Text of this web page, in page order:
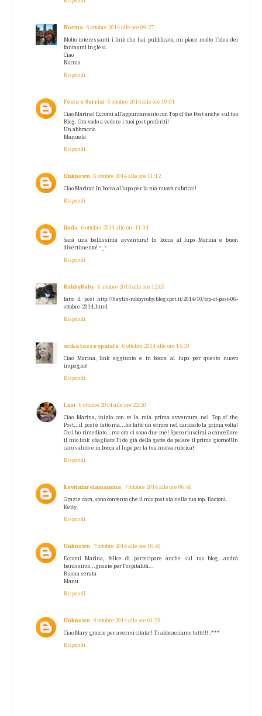
Norma 6 ottobre 2014 alle ore 09:27
Molto interessanti i link che hai pubblicato, mi piace molto l'idea dei
fantasmi inglesi.
Ciao
Norma
Rispondi
Feste e Sorrisi 6 ottobre 2014 alle ore 10:01
Ciao Marina! Eccomi all'appuntamento con Top of the Post anche sul tuo
Blog. Ora vado a vedere i tuoi post preferiti!
Un abbraccio
Manuela
Rispondi
Unknown 6 ottobre 2014 alle ore 11:12
Ciao Marina! In bocca al lupo per la tua nuova rubrica!!
Rispondi
linda 6 ottobre 2014 alle ore 11:34
Sarà una bellissima avventura! In bocca al lupo Marina e buon
divertimento! ^_^
Rispondi
RobbyRoby 6 ottobre 2014 alle ore 12:05
fatto il post http://haylin-robbyroby.blogspot.it/2014/10/top-of-post-06-
ottobre-2014.html
Rispondi
erika tazze spaiate 6 ottobre 2014 alle ore 14:10
Ciao Marina, link aggiunto e in bocca al lupo per questo nuovo
impegno!
Rispondi
Lusi 6 ottobre 2014 alle ore 22:20
Ciao Marina, inizio con te la mia prima avventura nel Top of the
Post...il post è fatto ma...ho fatto un errore nel caricarlo la prima volta!
Così ho rimediato...ma ora ci sono due me! Spero riuscirai a cancellare
il mio link sbagliato!Ti do già della gatte da pelare il primo giorno!Un
caro saluto e in bocca al lupo per la tua nuova rubrica!
Rispondi
Kevitafarelamamma 7 ottobre 2014 alle ore 06:46
Grazie cara, sono contenta che il mio post sia nella tua top. Bacioni.
Ketty
Rispondi
Unknown 7 ottobre 2014 alle ore 16:40
Eccomi Marina, felice di partecipare anche sul tuo blog...andrà
benissimo...grazie per l'ospitalità...
Buona serata
Manu
Rispondi
Unknown 9 ottobre 2014 alle ore 01:58
Ciao Mary grazie per avermi citata!! Ti abbracciamo tutti!!! :***
Rispondi